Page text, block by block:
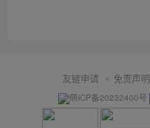
友链申请 免责声明
萌ICP备20232400号